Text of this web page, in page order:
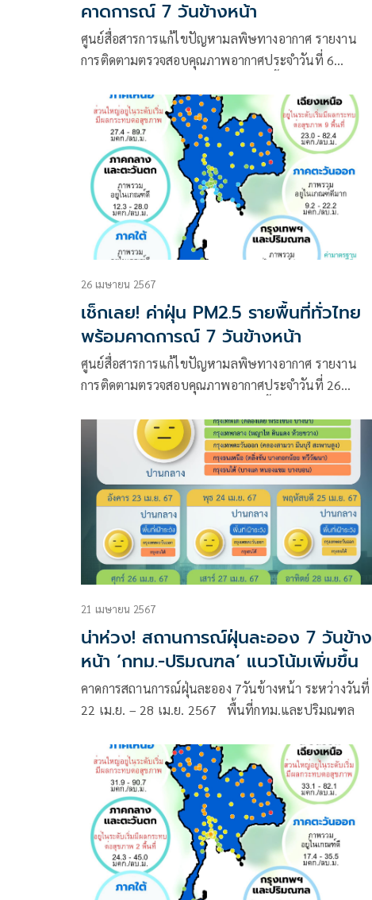
คาดการณ์ 7 วันข้างหน้า
ศูนย์สื่อสารการแก้ไขปัญหามลพิษทางอากาศ รายงาน
การติดตามตรวจสอบคุณภาพอากาศประจำวันที่ 6
26 เมษายน 2567
เช็กเลย! ค่าฝุ่น PM2.5 รายพื้นที่ทั่วไทย
พร้อมคาดการณ์ 7 วันข้างหน้า
ศูนย์สื่อสารการแก้ไขปัญหามลพิษทางอากาศ รายงาน
การติดตามตรวจสอบคุณภาพอากาศประจำวันที่ 26
21 เมษายน 2567
น่าห่วง! สถานการณ์ฝุ่นละออง 7 วันข้าง
หน้า ‘กทม.-ปริมณฑล’ แนวโน้มเพิ่มขึ้น
คาดการสถานการณ์ฝุ่นละออง 7วันข้างหน้า ระหว่างวันที่
22 เม.ย. – 28 เม.ย. 2567 พื้นที่กทม.และปริมณฑล